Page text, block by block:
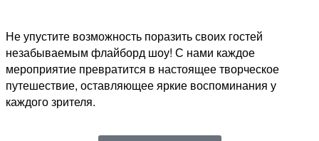
Не упустите возможность поразить своих гостей
незабываемым флайборд шоу! С нами каждое
мероприятие превратится в настоящее творческое
путешествие, оставляющее яркие воспоминания у
каждого зрителя.